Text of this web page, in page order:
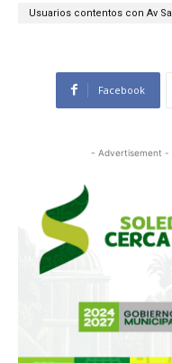
Usuarios contentos con Av
Facebook
- Advertisement -